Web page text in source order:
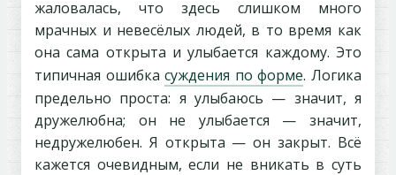
жаловалась, что здесь слишком много
мрачных и невесёлых людей, в то время как
она сама открыта и улыбается каждому. Это
типичная ошибкасуждения по форме. Логика
предельно проста: я улыбаюсь — значит, я
дружелюбна; он не улыбается — значит,
недружелюбен. Я открыта — он закрыт. Всё
кажется очевидным, если не вникать в суть